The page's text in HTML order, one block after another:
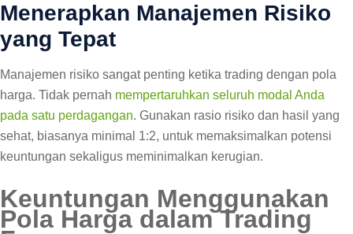
Menerapkan Manajemen Risiko
yang Tepat
Manajemen risiko sangat penting ketika trading dengan pola
harga. Tidak pernah mempertaruhkan seluruh modal Anda
pada satu perdagangan. Gunakan rasio risiko dan hasil yang
sehat, biasanya minimal 1:2, untuk memaksimalkan potensi
keuntungan sekaligus meminimalkan kerugian.
Keuntungan Menggunakan
Pola Harga dalam Trading